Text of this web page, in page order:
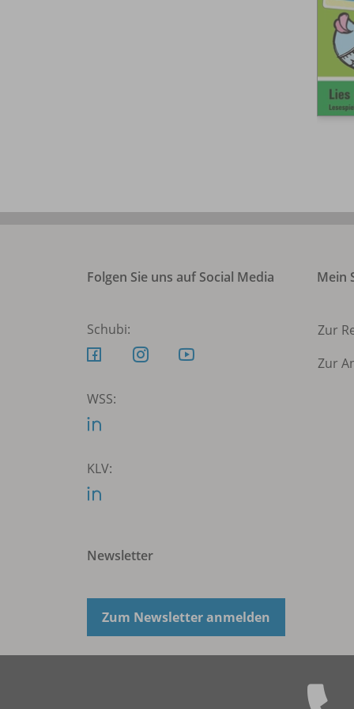
Folgen Sie uns auf Social Media
Schubi:
WSS:
KLV:
Newsletter
Zum Newsletter anmelden
Mein
Zur
Zur